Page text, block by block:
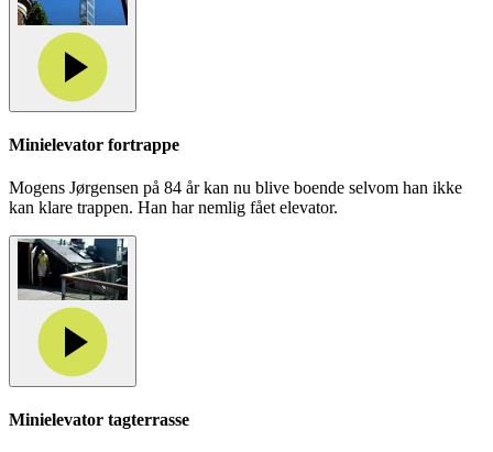
Minielevator fortrappe
Mogens Jørgensen på 84 år kan nu blive boende selvom han ikke
kan klare trappen. Han har nemlig fået elevator.
Minielevator tagterrasse